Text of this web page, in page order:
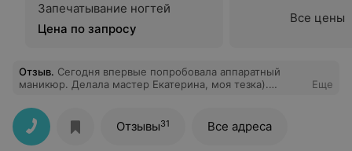
Запечатывание ногтей
Цена по запросу
Все цены
Отзыв. Сегодня впервые попробовала аппаратный
маникюр. Делала мастер Екатерина, моя тезка).
профессионально. А массаж рук вообще бомба!
Обязательно приду к вам ещё.
Еще
Отзывы31 Все адреса